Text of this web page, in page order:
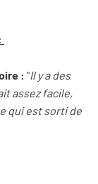
: "Il y a des
assez facile,
qui est sorti de